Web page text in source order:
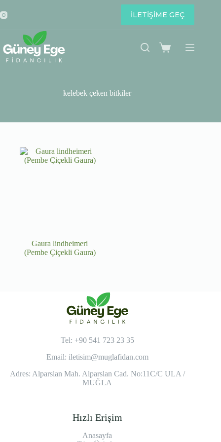
to
content
İLETİŞİME GEÇ
Shopping
kelebek çeken bitkiler
Gaura lindheimeri
(Pembe Çiçekli Gaura)
Tel: +90 541 723 23 35
Email: iletisim@muglafidan.com
Adres: Alparslan Mah. Alparslan Cad. No:11C/C ULA /
MUĞLA
Hızlı Erişim
Anasayfa